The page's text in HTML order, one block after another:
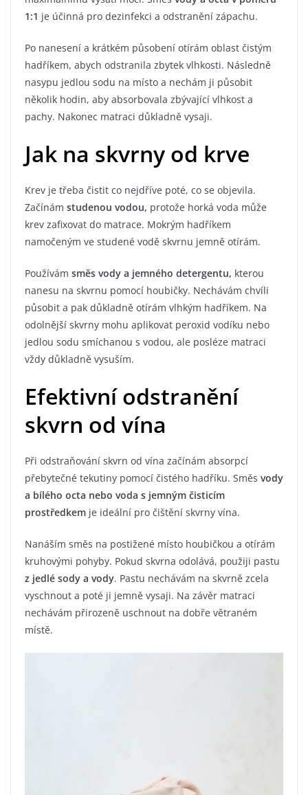
1:1 je účinná pro dezinfekci a odstranění zápachu.
Po nanesení a krátkém působení otírám oblast čistým
hadříkem, abych odstranila zbytek vlhkosti. Následně
nasypu jedlou sodu na místo a nechám ji působit
několik hodin, aby absorbovala zbývající vlhkost a
pachy. Nakonec matraci důkladně vysaji.
Jak na skvrny od krve
Krev je třeba čistit co nejdříve poté, co se objevila.
Začínám studenou vodou, protože horká voda může
krev zafixovat do matrace. Mokrým hadříkem
namočeným ve studené vodě skvrnu jemně otírám.
Používám směs vody a jemného detergentu, kterou
nanesu na skvrnu pomocí houbičky. Nechávám chvíli
působit a pak důkladně otírám vlhkým hadříkem. Na
odolnější skvrny mohu aplikovat peroxid vodíku nebo
jedlou sodu smíchanou s vodou, ale posléze matraci
vždy důkladně vysuším.
Efektivní odstranění
skvrn od vína
Při odstraňování skvrn od vína začínám absorpcí
přebytečné tekutiny pomocí čistého hadříku. Směs vody
a bílého octa nebo voda s jemným čisticím
prostředkem je ideální pro čištění skvrny vína.
Nanáším směs na postižené místo houbičkou a otírám
kruhovými pohyby. Pokud skvrna odolává, použiji pastu
z jedlé sody a vody. Pastu nechávám na skvrně zcela
vyschnout a poté ji jemně vysaji. Na závěr matraci
nechávám přirozeně uschnout na dobře větraném
místě.